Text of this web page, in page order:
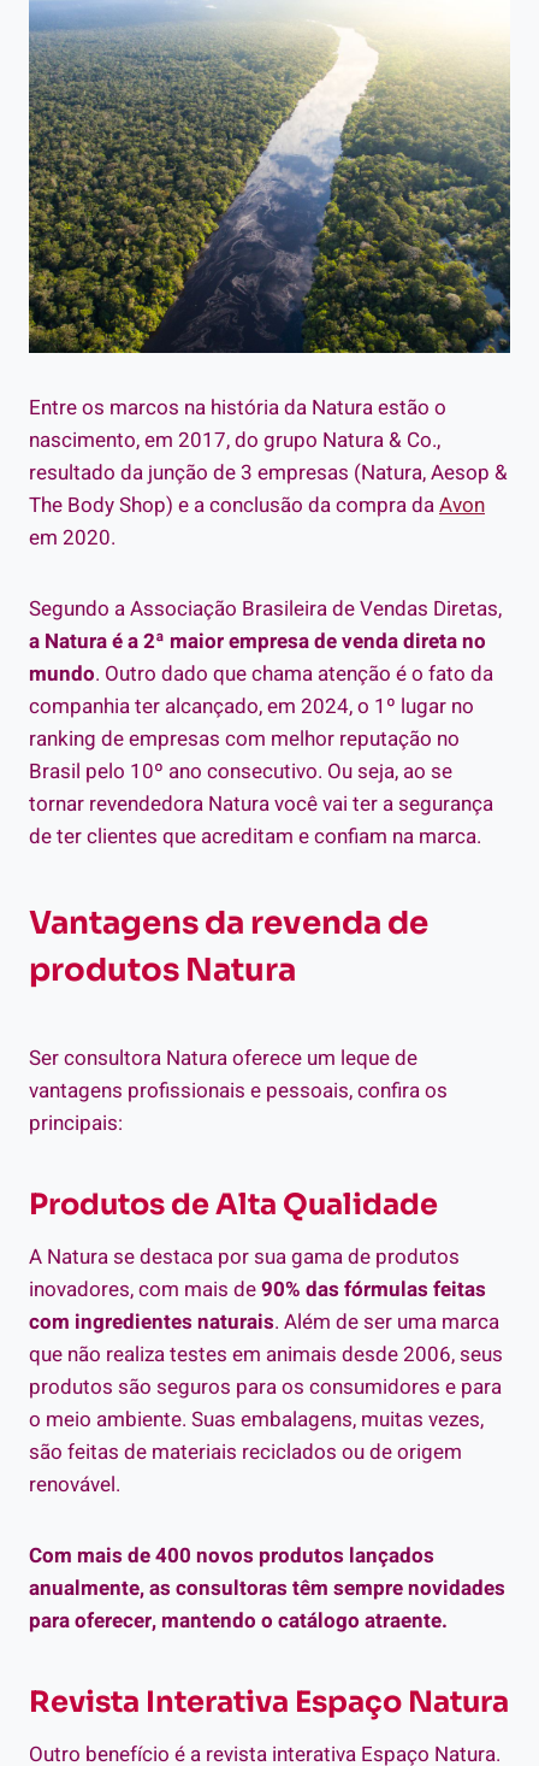
Entre os marcos na história da Natura estão o
nascimento, em 2017, do grupo Natura & Co.,
resultado da junção de 3 empresas (Natura, Aesop &
The Body Shop) e a conclusão da compra daAvon
em 2020.
Segundo a Associação Brasileira de Vendas Diretas,
a Natura é a 2ª maior empresa de venda direta no
mundo. Outro dado que chama atenção é o fato da
companhia ter alcançado, em 2024, o 1º lugar no
ranking de empresas com melhor reputação no
Brasil pelo 10º ano consecutivo. Ou seja, ao se
tornar revendedora Natura você vai ter a segurança
de ter clientes que acreditam e confiam na marca.
Vantagens da revenda de
produtos Natura
Ser consultora Natura oferece um leque de
vantagens profissionais e pessoais, confira os
principais:
Produtos de Alta Qualidade
A Natura se destaca por sua gama de produtos
inovadores, com mais de90% das fórmulas feitas
com ingredientes naturais. Além de ser uma marca
que não realiza testes em animais desde 2006, seus
produtos são seguros para os consumidores e para
o meio ambiente. Suas embalagens, muitas vezes,
são feitas de materiais reciclados ou de origem
renovável.
Com mais de 400 novos produtos lançados
anualmente, as consultoras têm sempre novidades
para oferecer, mantendo o catálogo atraente.
Revista Interativa Espaço Natura
Outro benefício é a revista interativa Espaço Natura.